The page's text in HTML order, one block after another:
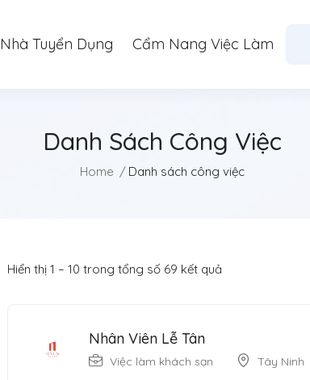
Nhà Tuyển Dụng Cẩm Nang Việc Làm
Danh Sách Công Việc
Home Danh sách công việc
Hiển thị1 –10 trong tổng số 69 kết quả
Nhân Viên Lễ Tân
Việc làm khách sạn Tây Ninh